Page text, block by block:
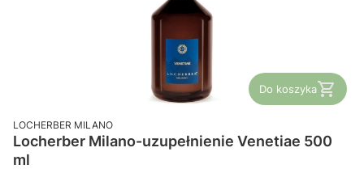
Do koszyka
PRODUCENT
LOCHERBER MILANO
Locherber Milano-uzupełnienie Venetiae 500
ml